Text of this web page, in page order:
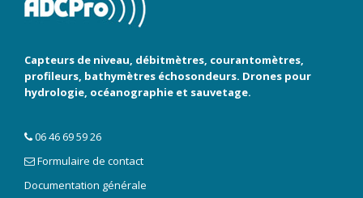
Capteurs de niveau, débitmètres, courantomètres,
profileurs, bathymètres échosondeurs. Drones pour
hydrologie, océanographie et sauvetage.
06 46 69 59 26
Formulaire de contact
Documentation générale